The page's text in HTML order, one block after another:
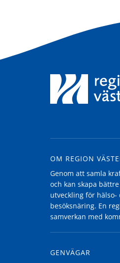
OM REGION
Genom att samla
och kan skapa
utveckling för
besöksnäring. En
samverkan med
GENVÄGAR